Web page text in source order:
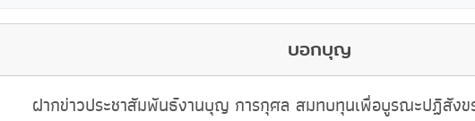
บอกบุญ
ฝากข่าวประชาสัมพันธ์งานบุญ การกุศล สมทบทุนเพื่อบูรณะปฏิสังข